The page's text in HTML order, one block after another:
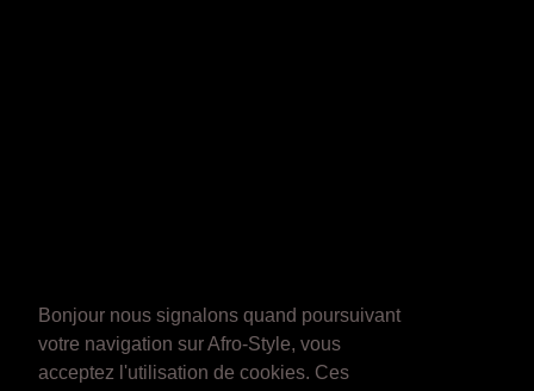
Bonjour nous signalons quand poursuivant
votre navigation sur Afro-Style, vous
acceptez l'utilisation de cookies. Ces